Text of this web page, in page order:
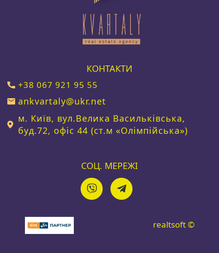
КОНТАКТИ
+38 067 921 95 55
ankvartaly@ukr.net
м. Київ, вул.Велика Васильківська,
буд.72, офіс 44 (ст.м «Олімпійська»)
СОЦ. МЕРЕЖІ
realtsoft ©